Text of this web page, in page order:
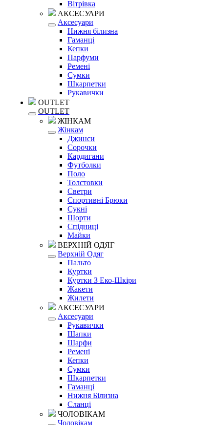
Вітрівка
АКСЕСУАРИ
Аксесуари
Нижня білизна
Гаманці
Кепки
Парфуми
Ремені
Сумки
Шкарпетки
Рукавички
OUTLET
OUTLET
ЖІНКАМ
Жінкам
Джинси
Сорочки
Кардигани
Футболки
Поло
Толстовки
Светри
Спортивні Брюки
Сукні
Шорти
Спідниці
Майки
ВЕРХНІЙ ОДЯГ
Верхній Одяг
Пальто
Куртки
Куртки З Еко-Шкіри
Жакети
Жилети
АКСЕСУАРИ
Аксесуари
Рукавички
Шапки
Шарфи
Ремені
Кепки
Сумки
Шкарпетки
Гаманці
Нижня Білизна
Сланці
ЧОЛОВІКАМ
Чоловікам